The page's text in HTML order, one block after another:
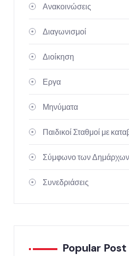
Ανακοινώσεις
Διαγωνισμοί
Διοίκηση
Εργα
Μηνύματα
Παιδικοί Σταθμοί με
Σύμφωνο των Δημάρχων
Συνεδριάσεις
Popular Post